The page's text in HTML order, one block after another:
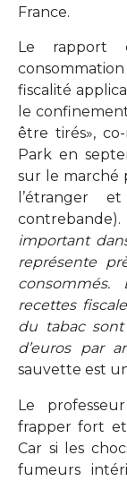
France.
Le rapport
fiscalité
le
être tirés»,
Park en
sur le marché
l’étranger
important
représente
recettes
du tabac
d’euros par
sauvette est
Le
frapper fort
Car si les
fumeurs